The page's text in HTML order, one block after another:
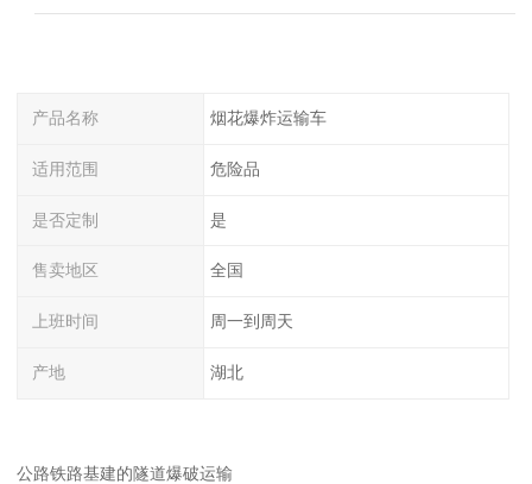
产品名称 烟花爆炸运输车
适用范围 危险品
是否定制 是
售卖地区 全国
上班时间 周一到周天
产地 湖北
公路铁路基建的隧道爆破运输​